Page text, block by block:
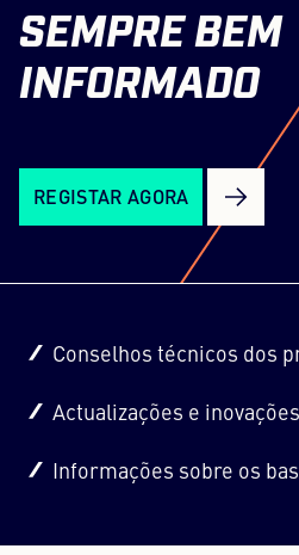
SEMPRE BEM
INFORMADO
REGISTAR AGORA
Conselhos técnicos dos
Actualizações e
Informações sobre os